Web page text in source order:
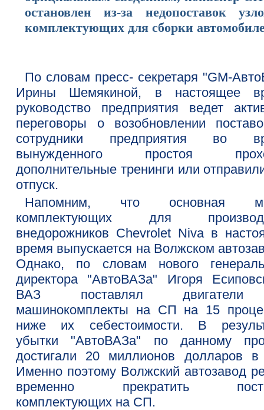
остановлен из-за недопоставок
комплектующих для сборки
По словам пресс- секретаря "GM-
Ирины Шемякиной, в настоящее
руководство предприятия ведет
переговоры о возобновлении
сотрудники предприятия во
вынужденного простоя
дополнительные тренинги или
отпуск.
Напомним, что основная
комплектующих для
внедорожников Chevrolet Niva в
время выпускается на Волжском
Однако, по словам нового
директора "АвтоВАЗа" Игоря
ВАЗ поставлял
машинокомплекты на СП на 15
ниже их себестоимости. В
убытки "АвтоВАЗа" по данному
достигали 20 миллионов долларов в
Именно поэтому Волжский автозавод
временно прекратить
комплектующих на СП.